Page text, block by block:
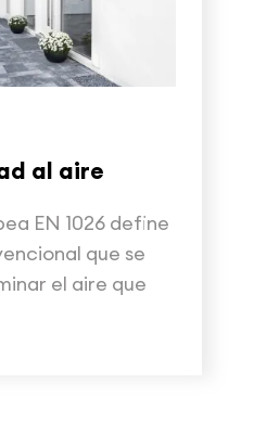
al aire
EN 1026 define
que se
el aire que